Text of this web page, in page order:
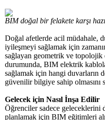
BIM doğal bir felakete karşı
Doğal afetlerde acil müdahale,
iyileşmeyi sağlamak için
sağlayan geometrik ve topolojik
durumunda, BIM elektrik
sağlamak için hangi duvarların
güvenilir bilgiye sahip olmasını
Gelecek için Nasıl İnşa Edilir
Öğrenciler sadece geleceklerini
planlamak için BIM eğitimleri